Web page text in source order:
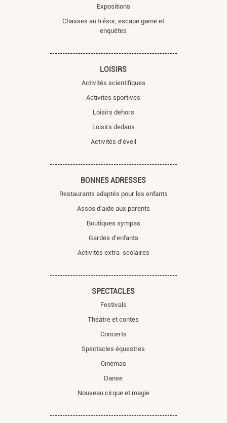
Expositions
Chasses au trésor, escape game et
enquêtes
LOISIRS
Activités scientifiques
Activités sportives
Loisirs dehors
Loisirs dedans
Activités d'éveil
BONNES ADRESSES
Restaurants adaptés pour les enfants
Assos d'aide aux parents
Boutiques sympas
Gardes d'enfants
Activités extra-scolaires
SPECTACLES
Festivals
Théâtre et contes
Concerts
Spectacles équestres
Cinémas
Danse
Nouveau cirque et magie